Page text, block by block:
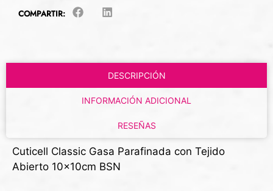
COMPARTIR:
DESCRIPCIÓN
INFORMACIÓN ADICIONAL
RESEÑAS
Cuticell Classic Gasa Parafinada con Tejido
Abierto 10x10cm BSN